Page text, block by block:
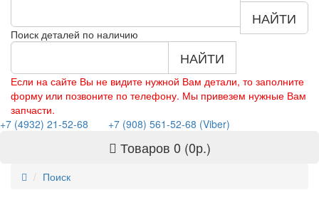
Поиск деталей по наличию
НАЙТИ
НАЙТИ
Если на сайте Вы не видите нужной Вам детали, то заполните
форму или позвоните по телефону. Мы привезем нужные Вам
запчасти.
+7 (4932) 21-52-68
+7 (908) 561-52-68 (Viber)
Товаров 0 (0р.)
Поиск